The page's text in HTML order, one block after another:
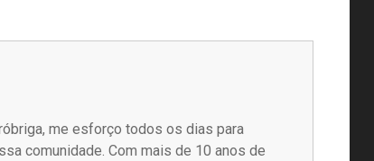
me esforço todos os dias para
comunidade. Com mais de 10 anos de